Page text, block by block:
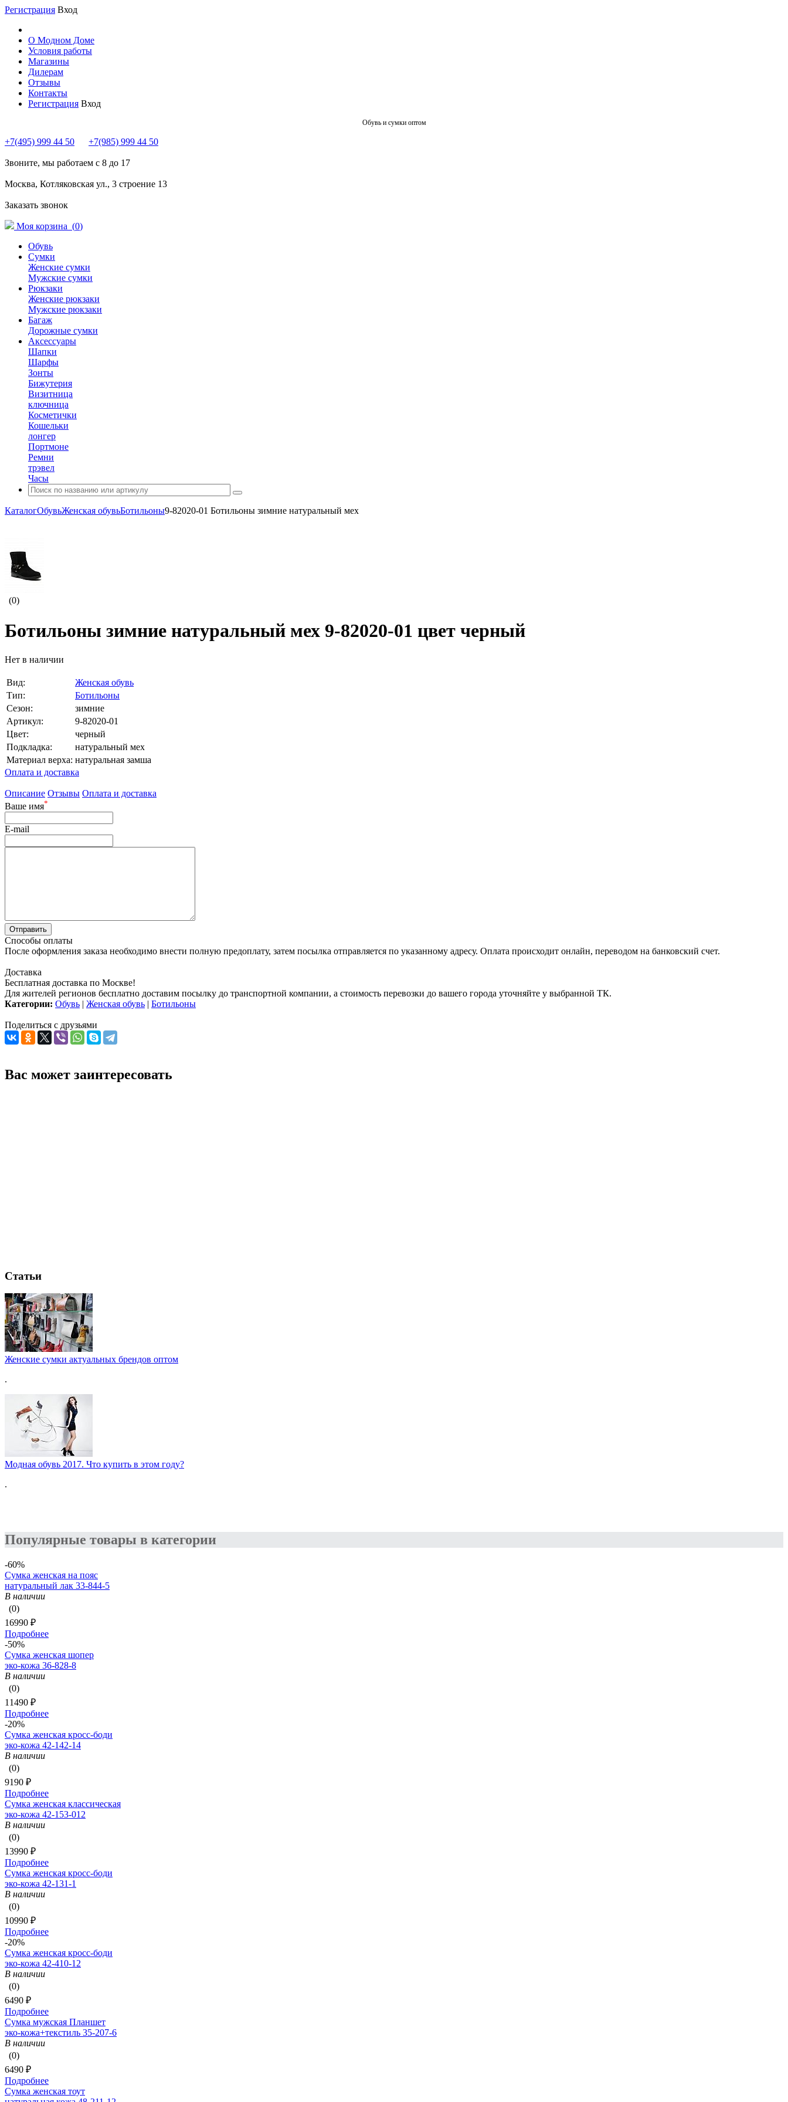
Регистрация Вход
О Модном Доме
Условия работы
Магазины
Дилерам
Отзывы
Контакты
Регистрация Вход
Обувь и сумки оптом
+7(495) 999 44 50 +7(985) 999 44 50
Звоните, мы работаем с 8 до 17
Москва, Котляковская ул., 3 строение 13
Заказать звонок
Моя корзина (0)
Обувь
Сумки
Женские сумки
Мужские сумки
Рюкзаки
Женские рюкзаки
Мужские рюкзаки
Багаж
Дорожные сумки
Аксессуары
Шапки
Шарфы
Зонты
Бижутерия
Визитница
ключница
Косметички
Кошельки
лонгер
Портмоне
Ремни
трэвел
Часы
КаталогОбувьЖенская обувьБотильоны9-82020-01 Ботильоны зимние натуральный мех
(0)
Ботильоны зимние натуральный мех 9-82020-01 цвет черный
Нет в наличии
Вид:
Женская обувь
Тип:
Ботильоны
Сезон:
зимние
Артикул:
9-82020-01
Цвет:
черный
Подкладка:
натуральный мех
Материал верха: натуральная замша
Оплата и доставка
Описание Отзывы Оплата и доставка
Ваше имя*
E-mail
Способы оплаты
После оформления заказа необходимо внести полную предоплату, затем посылка отправляется по указанному адресу. Оплата происходит онлайн, переводом на банковский счет.
Доставка
Бесплатная доставка по Москве!
Для жителей регионов бесплатно доставим посылку до транспортной компании, а стоимость перевозки до вашего города уточняйте у выбранной ТК.
Категории: Обувь | Женская обувь | Ботильоны
Поделиться с друзьями
Вас может заинтересовать
Статьи
Женские сумки актуальных брендов оптом
.
Модная обувь 2017. Что купить в этом году?
.
Популярные товары в категории
-60%
Сумка женская на пояс
натуральный лак 33-844-5
В наличии
(0)
16990 ₽
Подробнее
-50%
Сумка женская шопер
эко-кожа 36-828-8
В наличии
(0)
11490 ₽
Подробнее
-20%
Сумка женская кросс-боди
эко-кожа 42-142-14
В наличии
(0)
9190 ₽
Подробнее
Сумка женская классическая
эко-кожа 42-153-012
В наличии
(0)
13990 ₽
Подробнее
Сумка женская кросс-боди
эко-кожа 42-131-1
В наличии
(0)
10990 ₽
Подробнее
-20%
Сумка женская кросс-боди
эко-кожа 42-410-12
В наличии
(0)
6490 ₽
Подробнее
Сумка мужская Планшет
эко-кожа+текстиль 35-207-6
В наличии
(0)
6490 ₽
Подробнее
Сумка женская тоут